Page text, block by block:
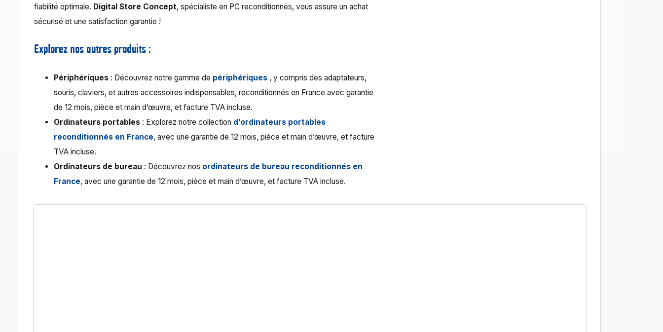
fiabilité optimale. Digital Store Concept, spécialiste en PC reconditionnés, vous assure un achat
sécurisé et une satisfaction garantie !
Explorez nos autres produits :
Périphériques : Découvrez notre gamme de périphériques , y compris des adaptateurs,
souris, claviers, et autres accessoires indispensables, reconditionnés en France avec garantie
de 12 mois, pièce et main d’œuvre, et facture TVA incluse.
Ordinateurs portables : Explorez notre collection d’ordinateurs portables
reconditionnés en France, avec une garantie de 12 mois, pièce et main d’œuvre, et facture
TVA incluse.
Ordinateurs de bureau : Découvrez nos ordinateurs de bureau reconditionnés en
France, avec une garantie de 12 mois, pièce et main d’œuvre, et facture TVA incluse.